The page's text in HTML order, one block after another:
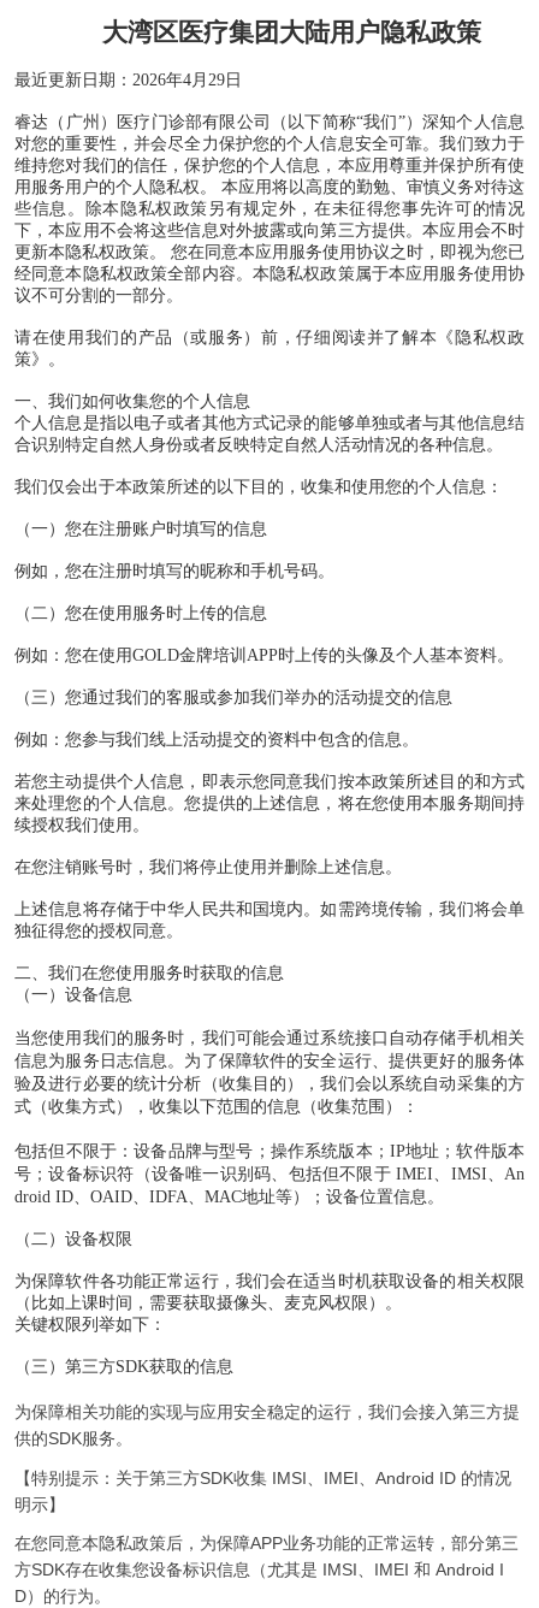
大湾区医疗集团大陆用户隐私政策
最近更新日期： 2026年4月29日
睿达（广州）医疗门诊部有限公司（以下简称“我们”）深知个人信息
对您的重要性，并会尽全力保护您的个人信息安全可靠。我们致力于
维持您对我们的信任，保护您的个人信息，本应用尊重并保护所有使
用服务用户的个人隐私权。 本应用将以高度的勤勉、审慎义务对待这
些信息。除本隐私权政策另有规定外，在未征得您事先许可的情况
下，本应用不会将这些信息对外披露或向第三方提供。本应用会不时
更新本隐私权政策。 您在同意本应用服务使用协议之时，即视为您已
经同意本隐私权政策全部内容。本隐私权政策属于本应用服务使用协
议不可分割的一部分。
请在使用我们的产品（或服务）前，仔细阅读并了解本《隐私权政
策》。
一、我们如何收集您的个人信息
个人信息是指以电子或者其他方式记录的能够单独或者与其他信息结
合识别特定自然人身份或者反映特定自然人活动情况的各种信息。
我们仅会出于本政策所述的以下目的，收集和使用您的个人信息：
（一）您在注册账户时填写的信息
例如，您在注册时填写的昵称和手机号码。
（二）您在使用服务时上传的信息
例如：您在使用GOLD金牌培训 APP时上传的头像及个人基本资料。
（三）您通过我们的客服或参加我们举办的活动提交的信息
例如：您参与我们线上活动提交的资料中包含的信息。
若您主动提供个人信息，即表示您同意我们按本政策所述目的和方式
来处理您的个人信息。您提供的上述信息，将在您使用本服务期间持
续授权我们使用。
在您注销账号时，我们将停止使用并删除上述信息。
上述信息将存储于中华人民共和国境内。如需跨境传输，我们将会单
独征得您的授权同意。
二、我们在您使用服务时获取的信息
（一）设备信息
当您使用我们的服务时，我们可能会通过系统接口自动存储手机相关
信息为服务日志信息。为了保障软件的安全运行、提供更好的服务体
验及进行必要的统计分析（收集目的），我们会以系统自动采集的方
式（收集方式），收集以下范围的信息（收集范围）：
包括但不限于：设备品牌与型号；操作系统版本；IP地址；软件版本
号；设备标识符（设备唯一识别码、包括但不限于 IMEI、IMSI、An
droid ID、OAID、IDFA、MAC地址等）；设备位置信息。
（二）设备权限
为保障软件各功能正常运行，我们会在适当时机获取设备的相关权限
（比如上课时间，需要获取摄像头、麦克风权限）。
关键权限列举如下：
（三）第三方SDK获取的信息
为保障相关功能的实现与应用安全稳定的运行，我们会接入第三方提
供的SDK服务。
【特别提示：关于第三方SDK收集 IMSI、IMEI、Android ID 的情况
明示】
在您同意本隐私政策后，为保障APP业务功能的正常运转，部分第三
方SDK存在收集您设备标识信息（尤其是 IMSI、IMEI 和 Android I
D）的行为。